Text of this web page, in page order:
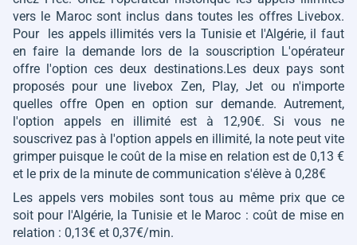
vers le Maroc sont inclus dans toutes les offres Livebox.
Pour les appels illimités vers la Tunisie et l'Algérie, il faut
en faire la demande lors de la souscription L'opérateur
offre l'option ces deux destinations.Les deux pays sont
proposés pour une livebox Zen, Play, Jet ou n'importe
quelles offre Open en option sur demande. Autrement,
l'option appels en illimité est à 12,90€. Si vous ne
souscrivez pas à l'option appels en illimité, la note peut vite
grimper puisque le coût de la mise en relation est de 0,13 €
et le prix de la minute de communication s'élève à 0,28€
Les appels vers mobiles sont tous au même prix que ce
soit pour l'Algérie, la Tunisie et le Maroc : coût de mise en
relation : 0,13€ et 0,37€/min.